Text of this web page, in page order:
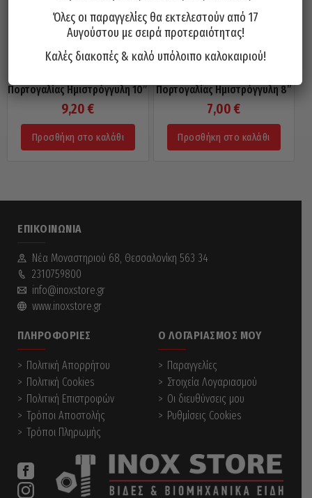
Πορτογαλίας Ημιστρόγγυλη 10″
9,20€
Προσθήκη στο καλάθι
Πορτογαλίας Ημιστρόγγυλη 8”
7,00€
Προσθήκη στο καλάθι
ΕΠΙΚΟΙΝΩΝΊΑ
Νέα Mοναστηριού 68, Θεσσαλονίκη 563 34
2310759800
info@inoxstore.gr
www.inoxstore.gr
ΠΛΗΡΟΦΟΡΊΕΣ
Πολιτική Απορρήτου
Πολιτική Cookies
Πολιτική Επιστροφών
Τρόποι Αποστολής
Τρόποι Πληρωμής
Ο ΛΟΓΑΡΙΑΣΜΌΣ ΜΟΥ
Παραγγελίες
Στοιχεία Λογαριασμού
Οι διευθύνσεις μου
Ρυθμίσεις Cookies
Όλες οι παραγγελίες θα εκτελεστούν από 17
Αυγούστου με σειρά προτεραιότητας!
Καλές διακοπές & καλό υπόλοιπο καλοκαιριού!